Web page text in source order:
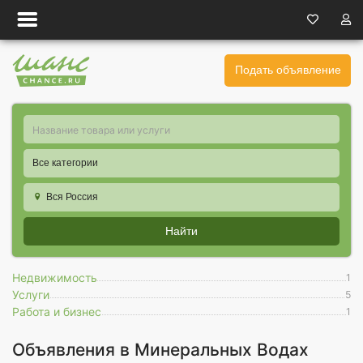
Подать объявление
Все категории
Вся Россия
Найти
Недвижимость 1
Услуги 5
Работа и бизнес 1
Объявления в Минеральных Водах